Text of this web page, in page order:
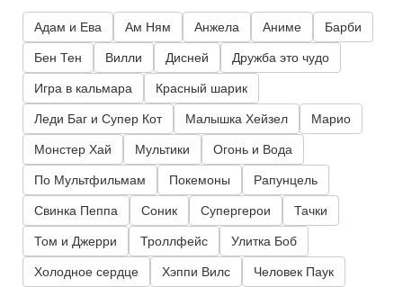
Адам и Ева Ам Ням Анжела Аниме Барби
Бен Тен Вилли Дисней Дружба это чудо
Игра в кальмара Красный шарик
Леди Баг и Супер Кот Малышка Хейзел Марио
Монстер Хай Мультики Огонь и Вода
По Мультфильмам Покемоны Рапунцель
Свинка Пеппа Соник Супергерои Тачки
Том и Джерри Троллфейс Улитка Боб
Холодное сердце Хэппи Вилс Человек Паук